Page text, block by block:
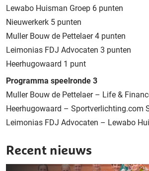
Lewabo Huisman Groep 6 punten
Nieuwerkerk 5 punten
Muller Bouw de Pettelaer 4 punten
Leimonias FDJ Advocaten 3 punten
Heerhugowaard 1 punt
Programma speelronde 3
Muller Bouw de Pettelaer – Life &
Heerhugowaard – Sportverlichting.com
Leimonias FDJ Advocaten – Lewabo
Recent nieuws